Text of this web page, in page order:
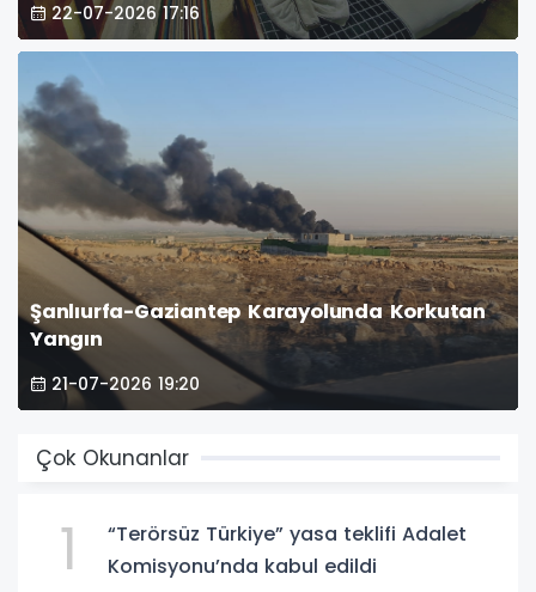
22-07-2026 17:16
Şanlıurfa-Gaziantep Karayolunda Korkutan
Yangın
21-07-2026 19:20
Çok Okunanlar
1
“Terörsüz Türkiye” yasa teklifi Adalet
Komisyonu’nda kabul edildi